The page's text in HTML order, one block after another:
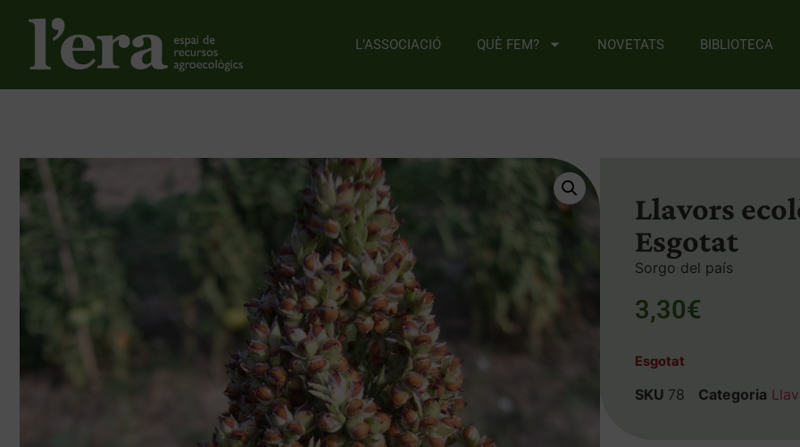
L’ASSOCIACIÓ QUÈ FEM? NOVETATS BIBLIOTECA
Llavors
Esgotat
Sorgo del país
3,30€
Esgotat
SKU 78 Categoria